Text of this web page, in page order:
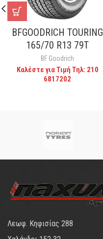
BFGOODRICH TOURING
165/70 R13 79T
BF Goodrich
Καλέστε για Τιμή Τηλ: 210
6817202
Λεωφ. Κηφισίας 288